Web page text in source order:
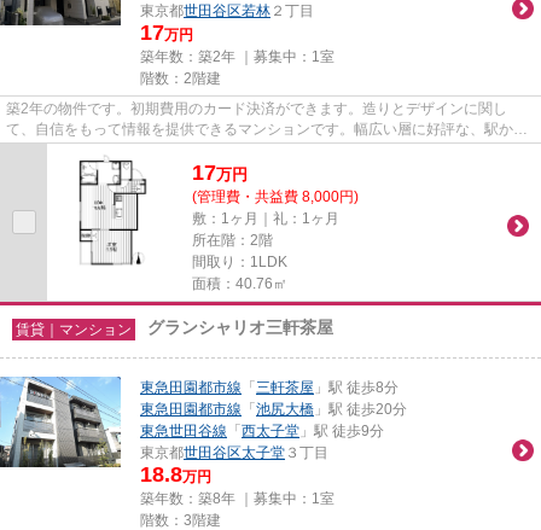
東京都世田谷区若林 ２丁目
17万円
築年数：築2年 ｜募集中： 1室
階数：2階建
築2年の物件です。初期費用のカード決済ができます。造りとデザインに関し
て、自信をもって情報を提供できるマンションです。幅広い層に好評な、駅から
徒歩9分に立地する物件です。ハ...
17万円
(管理費・共益費 8,000円)
敷：1ヶ月｜礼：1ヶ月
所在階：2階
間取り：1LDK
面積：40.76㎡
賃貸｜マンション グランシャリオ三軒茶屋
東急田園都市線 「三軒茶屋 」駅 徒歩8分
東急田園都市線 「池尻大橋 」駅 徒歩20分
東急世田谷線 「西太子堂 」駅 徒歩9分
東京都世田谷区太子堂 ３丁目
18.8万円
築年数：築8年 ｜募集中： 1室
階数：3階建